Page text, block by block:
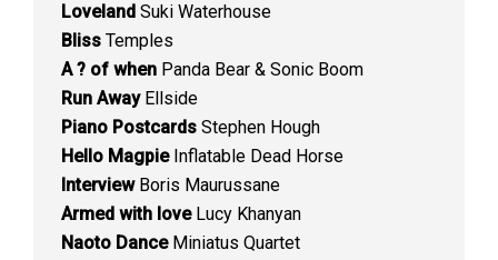
Loveland Suki Waterhouse
Bliss Temples
A ? of when Panda Bear & Sonic Boom
Run AwayEllside
Piano Postcards Stephen Hough
Hello MagpieInflatable Dead Horse
InterviewBoris Maurussane
Armed with loveLucy Khanyan
Naoto DanceMiniatus Quartet